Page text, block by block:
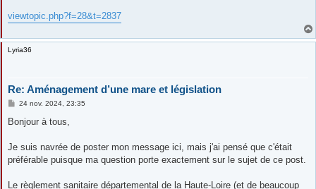
g
e
viewtopic.php?f=28&t=2837
Lyria36
Re: Aménagement d’une mare et législation
M
s
g
24 nov. 2024, 23:35
Bonjour à tous,
Je suis navrée de poster mon message ici, mais j'ai pensé que c'était
préférable puisque ma question porte exactement sur le sujet de ce post.
Le règlement sanitaire départemental de la Haute-Loire (et de beaucoup